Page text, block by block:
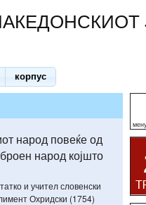
корпус
народ повеќе од
народ којшто
и учител словенски
Охридски (1754)